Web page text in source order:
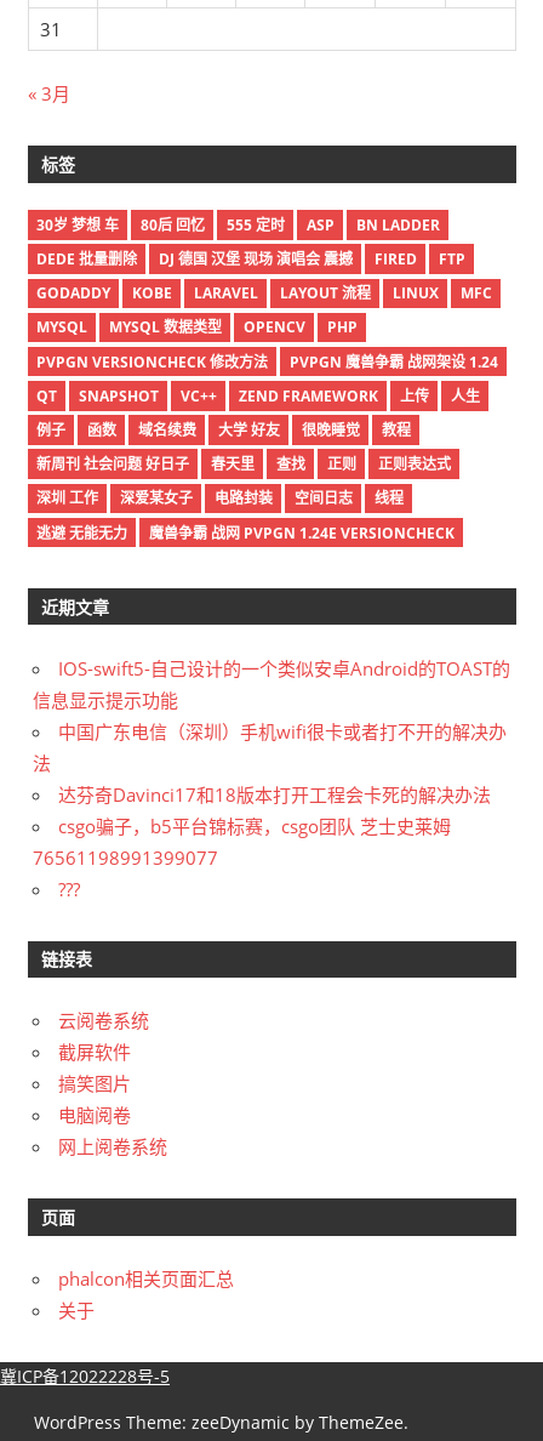
31
« 3月
标签
30岁 梦想 车 80后 回忆 555 定时 ASP
BN LADDER
DEDE 批量删除
DJ 德国 汉堡 现场 演唱会 震撼 FIRED
FTP
GODADDY
KOBE LARAVEL LAYOUT 流程 LINUX
MFC
MYSQL
MYSQL 数据类型 OPENCV
PHP
PVPGN VERSIONCHECK 修改方法
PVPGN 魔兽争霸 战网架设 1.24
QT
SNAPSHOT VC++ ZEND FRAMEWORK 上传
人生
例子
函数 域名续费 大学 好友 很晚睡觉
教程
新周刊 社会问题 好日子
春天里 查找 正则
正则表达式
深圳 工作
深爱某女子 电路封装 空间日志
线程
逃避 无能无力
魔兽争霸 战网 PVPGN 1.24E VERSIONCHECK
近期文章
IOS-swift5-自己设计的一个类似安卓Android的TOAST的
信息显示提示功能
中国广东电信（深圳）手机wifi很卡或者打不开的解决办
法
达芬奇Davinci17和18版本打开工程会卡死的解决办法
csgo骗子，b5平台锦标赛，csgo团队 芝士史莱姆
76561198991399077
???
链接表
云阅卷系统
截屏软件
搞笑图片
电脑阅卷
网上阅卷系统
页面
phalcon相关页面汇总
关于
冀ICP备12022228号-5
WordPress Theme: zeeDynamic by ThemeZee.